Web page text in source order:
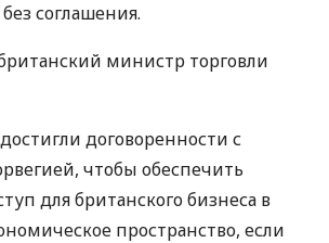
соглашения.
министр торговли
договоренности с
чтобы обеспечить
для британского бизнеса в
пространство, если